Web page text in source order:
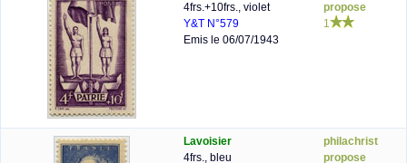
4frs.+10frs., violet
Y&T N°579
Emis le 06/07/1943
propose
1
Lavoisier
4frs., bleu
philachrist
propose